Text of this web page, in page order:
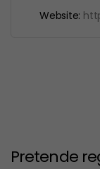
Website:
Pretende